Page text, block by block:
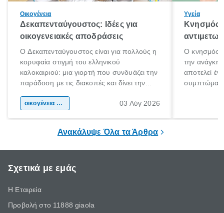
Οικογένεια
Δεκαπενταύγουστος: Ιδέες για
οικογενειακές αποδράσεις
Ο Δεκαπενταύγουστος είναι για πολλούς η
κορυφαία στιγμή του ελληνικού
καλοκαιριού: μια γιορτή που συνδυάζει την
παράδοση με τις διακοπές και δίνει την
χώρας. Είτε πρόκειται για λίγες μέρες
οικογένεια & παιδί 03 Αύγ 2026
Υγεία
Κνησμός:
Ο κνησμός
την ανάγκη
αποτελεί
Ανακάλυψε Όλα τα Άρθρα
Σχετικά με εμάς
Η Εταιρεία
Προβολή στο 11888 giaola